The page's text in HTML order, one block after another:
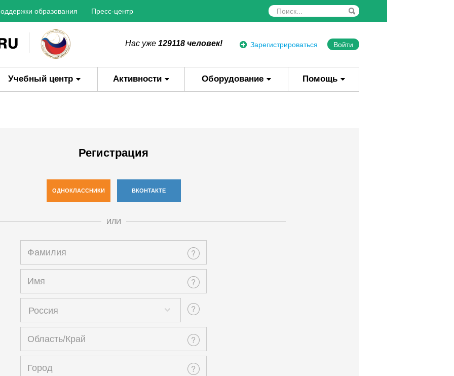
образования Пресс-центр
Зарегистрироваться Войти
Нас уже 129118 человек!
Учебный центр Активности Оборудование Помощь
Регистрация
ОДНОКЛАССНИКИ ВКОНТАКТЕ
ИЛИ
Россия